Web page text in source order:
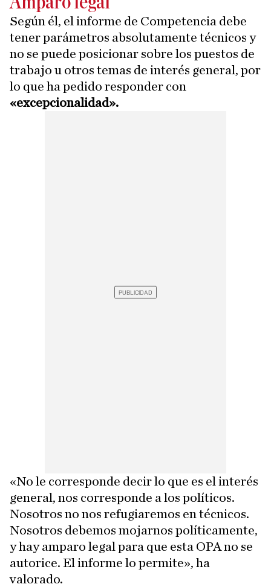
Según él, el informe de Competencia debe
tener parámetros absolutamente técnicos y
no se puede posicionar sobre los puestos de
trabajo u otros temas de interés general, por
lo que ha pedido responder con
«excepcionalidad».
«No le corresponde decir lo que es el interés
general, nos corresponde a los políticos.
Nosotros no nos refugiaremos en técnicos.
Nosotros debemos mojarnos políticamente,
y hay amparo legal para que esta OPA no se
autorice. El informe lo permite», ha
valorado.